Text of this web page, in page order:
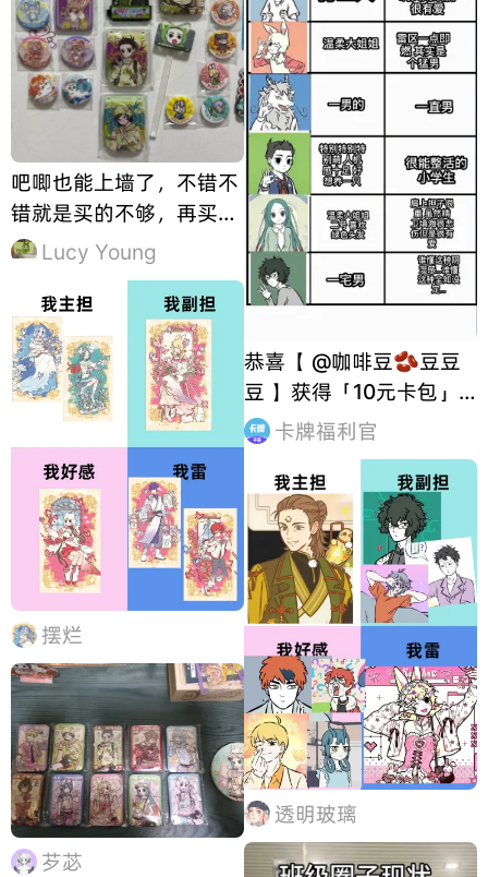
吧唧也能上墙了，不错不
错就是买的不够，再买点
嘿嘿Lucy Young
摆烂
芕苾
恭喜【 @咖啡豆🫘豆豆
豆 】获得「10元卡包」
*1，期待你们创作更多优
质内容！ 管你是神是妖，
来了人间都得上学上班。
还别说，主角团越品越上
头啊😋 快来分享你的初
印象和现印象吧~ 【📝参
与方式】 点
卡牌福利官
透明玻璃